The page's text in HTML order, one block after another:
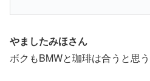
やましたみほさん
ボクもBMWと珈琲は合うと思う